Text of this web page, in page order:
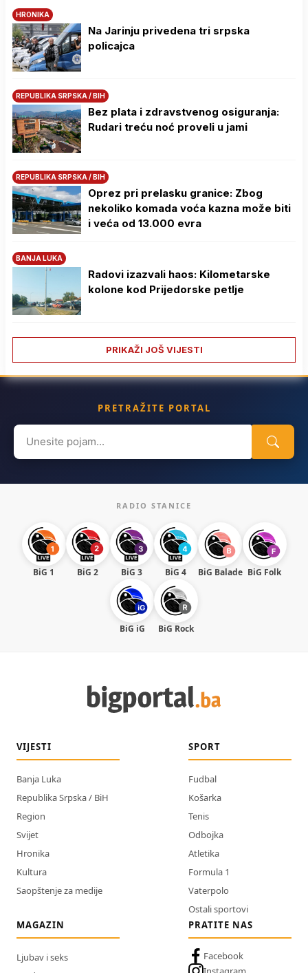
HRONIKA
Na Јarinju privedena tri srpska
policajca
REPUBLIKA SRPSKA / BIH
Bez plata i zdravstvenog osiguranja:
Rudari treću noć proveli u jami
REPUBLIKA SRPSKA / BIH
Oprez pri prelasku granice: Zbog
nekoliko komada voća kazna može biti
i veća od 13.000 evra
BANJA LUKA
Radovi izazvali haos: Kilometarske
kolone kod Prijedorske petlje
PRIKAŽI JOŠ VIJESTI
PRETRAŽITE PORTAL
Search
for:
RADIO STANICE
BiG 1 BiG 2 BiG 3 BiG 4 BiG Balade BiG Folk
BiG iG BiG Rock
VIJESTI
Banja Luka
Republika Srpska / BiH
Region
Svijet
Hronika
Kultura
Saopštenje za medije
SPORT
Fudbal
Košarka
Tenis
Odbojka
Atletika
Formula 1
Vaterpolo
Ostali sportovi
MAGAZIN
Ljubav i seks
PRATITE NAS
Facebook